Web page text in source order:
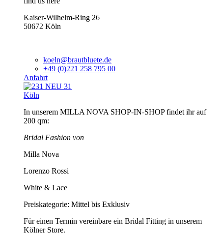
Kaiser-Wilhelm-Ring 26
50672 Köln
koeln@brautbluete.de
+49 (0)221 258 795 00
Anfahrt
Köln
In unserem MILLA NOVA SHOP-IN-SHOP findet ihr auf
200 qm:
Bridal Fashion von
Milla Nova
Lorenzo Rossi
White & Lace
Preiskategorie: Mittel bis Exklusiv
Für einen Termin vereinbare ein Bridal Fitting in unserem
Kölner Store.